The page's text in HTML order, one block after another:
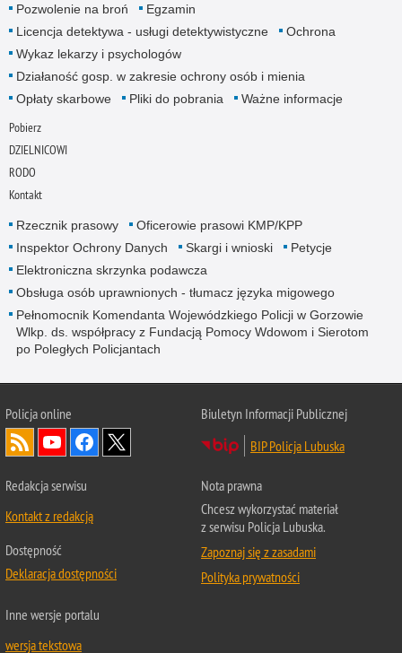
Pozwolenie na broń
Egzamin
Licencja detektywa - usługi detektywistyczne
Ochrona
Wykaz lekarzy i psychologów
Działaność gosp. w zakresie ochrony osób i mienia
Opłaty skarbowe
Pliki do pobrania Ważne informacje
Pobierz
DZIELNICOWI
RODO
Kontakt
Rzecznik prasowy
Oficerowie prasowi KMP/KPP
Inspektor Ochrony Danych
Skargi i wnioski
Petycje
Elektroniczna skrzynka podawcza
Obsługa osób uprawnionych - tłumacz języka migowego
Pełnomocnik Komendanta Wojewódzkiego Policji w Gorzowie
Wlkp. ds. współpracy z Fundacją Pomocy Wdowom i Sierotom
po Poległych Policjantach
Policja online
Biuletyn Informacji Publicznej
BIP Policja Lubuska
Redakcja serwisu
Kontakt z redakcją
Dostępność
Deklaracja dostępności
Nota prawna
Chcesz wykorzystać materiał
z serwisu Policja Lubuska.
Zapoznaj się z zasadami
Polityka prywatności
Inne wersje portalu
wersja tekstowa